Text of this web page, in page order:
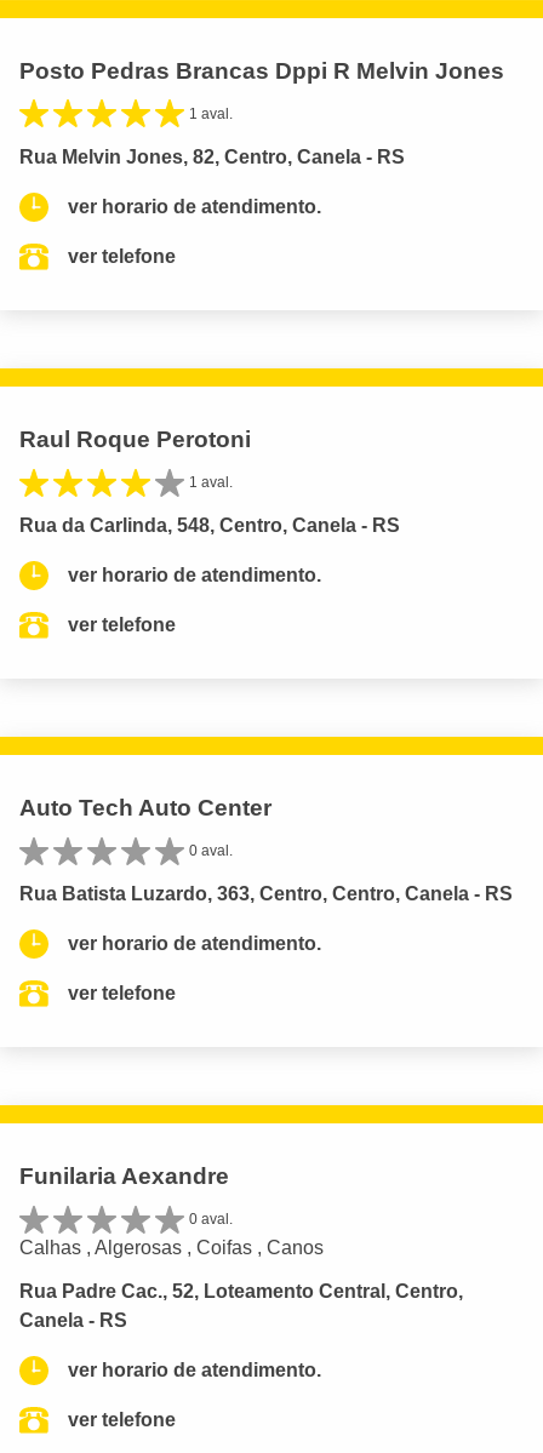
Posto Pedras Brancas Dppi R Melvin Jones
1 aval.
Rua Melvin Jones, 82, Centro, Canela - RS
ver horario de atendimento.
ver telefone
Raul Roque Perotoni
1 aval.
Rua da Carlinda, 548, Centro, Canela - RS
ver horario de atendimento.
ver telefone
Auto Tech Auto Center
0 aval.
Rua Batista Luzardo, 363, Centro, Centro, Canela - RS
ver horario de atendimento.
ver telefone
Funilaria Aexandre
0 aval.
Calhas , Algerosas , Coifas , Canos
Rua Padre Cac., 52, Loteamento Central, Centro,
Canela - RS
ver horario de atendimento.
ver telefone